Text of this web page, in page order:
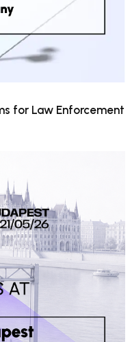
for Law Enforcement